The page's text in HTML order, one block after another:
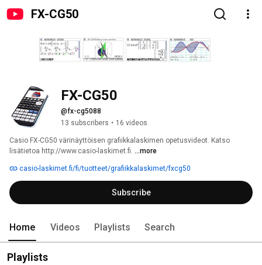
FX-CG50
FX-CG50
@fx-cg5088
13 subscribers • 16 videos
Casio FX-CG50 värinäyttöisen grafiikkalaskimen opetusvideot. Katso
lisätietoa http://www.casio-laskimet.fi. ...more
casio-laskimet.fi/fi/tuotteet/grafiikkalaskimet/fxcg50
Subscribe
Home Videos Playlists Search
Playlists